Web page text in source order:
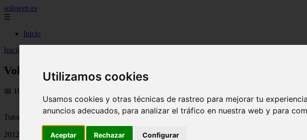
Utilizamos cookies
Usamos cookies y otras técnicas de rastreo para mejorar tu
anuncios adecuados, para analizar el tráfico en nuestra web y para
Aceptar Rechazar Configurar
solojeep.es
☰
Inicio
Inicio
Volvo V40 – Dimensiones, características y precio
📅 10/08/2025
Tutoriales para el Auto
2012-07-12